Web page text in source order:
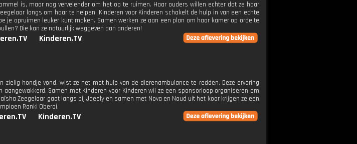
is, maar nog vervelender om het op te ruimen. Haar ouders willen echter dat ze haar
langs om haar te helpen. Kinderen voor Kinderen schakelt de hulp in van een echte
je opruimen leuker kunt maken. Samen werken ze aan een plan om haar kamer op orde te
Die kan ze natuurlijk weggeven aan anderen!
Kinderen.TV
zielig hondje vond, wist ze het met hulp van de dierenambulance te redden. Deze ervaring
Samen met Kinderen voor Kinderen wil ze een sponsorloop organiseren om
Zeegelaar gaat langs bij Jaeely en samen met Nova en Noud uit het koor krijgen ze een
Ranki Oberoi.
Kinderen.TV